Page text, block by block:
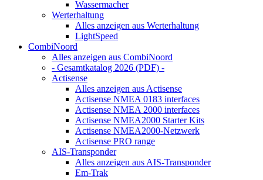
Wassermacher
Werterhaltung
Alles anzeigen aus Werterhaltung
LightSpeed
CombiNoord
Alles anzeigen aus CombiNoord
- Gesamtkatalog 2026 (PDF) -
Actisense
Alles anzeigen aus Actisense
Actisense NMEA 0183 interfaces
Actisense NMEA 2000 interfaces
Actisense NMEA2000 Starter Kits
Actisense NMEA2000-Netzwerk
Actisense PRO range
AIS-Transponder
Alles anzeigen aus AIS-Transponder
Em-Trak